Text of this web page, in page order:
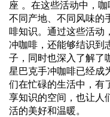
座 。在这些活动中，
不同产地、不同风味的
啡知识。通过这些活动
冲咖啡，还能够结识到
子，同时也深入了解了
星巴克手冲咖啡已经成
们在忙碌的生活中，有
享知识的空间，也让人
活的美好和温暖。